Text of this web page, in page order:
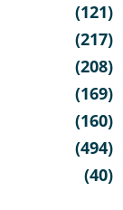
(121)
(217)
(208)
(169)
(160)
(494)
(40)